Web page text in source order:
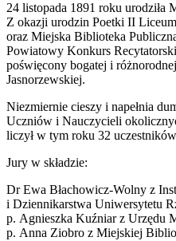
24 listopada 1891 roku urodziła
Z okazji urodzin Poetki II
oraz Miejska Biblioteka
Powiatowy Konkurs
poświęcony bogatej i
Jasnorzewskiej.
Niezmiernie cieszy i napełnia
Uczniów i Nauczycieli
liczył w tym roku 32
Jury w składzie:
Dr Ewa Błachowicz-Wolny z
i Dziennikarstwa Uniwersytetu
p. Agnieszka Kuźniar z Urzędu
p. Anna Ziobro z Miejskiej